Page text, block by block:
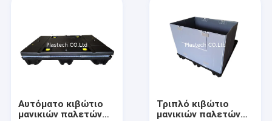
Αυτόματο κιβώτιο
μανικιών παλετών
Τριπλό κιβώτιο
μανικιών παλετών